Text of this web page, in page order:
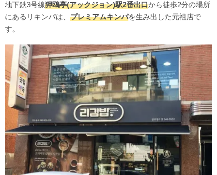
地下鉄3号線狎鴎亭(アックジョン)駅2番出口から徒歩2分の場所
にあるリキンパは、 プレミアムキンパを生み出した元祖店で
す。